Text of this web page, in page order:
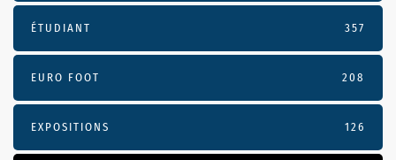
ÉTUDIANT 357
EURO FOOT 208
EXPOSITIONS 126